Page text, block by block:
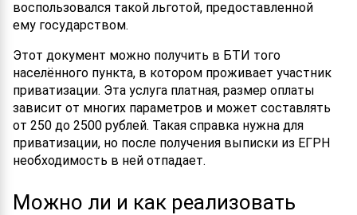
воспользовался такой льготой, предоставленной
ему государством.
Этот документ можно получить в БТИ того
населённого пункта, в котором проживает участник
приватизации. Эта услуга платная, размер оплаты
зависит от многих параметров и может составлять
от 250 до 2500 рублей. Такая справка нужна для
приватизации, но после получения выписки из ЕГРН
необходимость в ней отпадает.
Можно ли и как реализовать